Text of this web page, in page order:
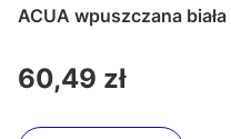
Cena
60,49 zł